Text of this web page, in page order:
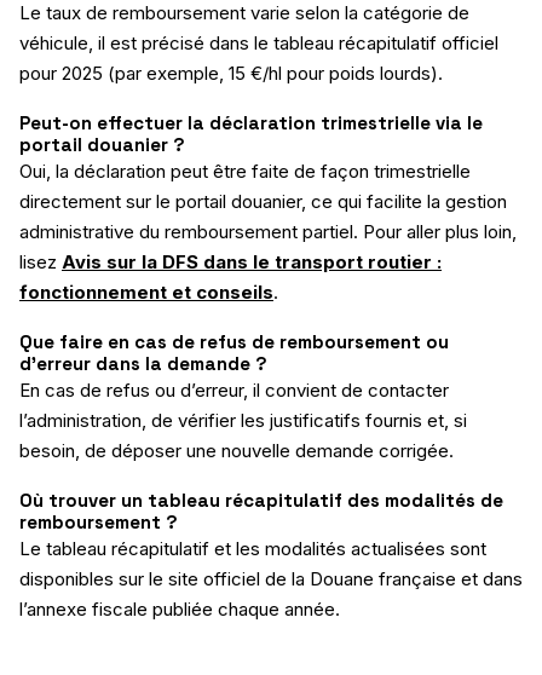
Le taux de remboursement varie selon la catégorie de
véhicule, il est précisé dans le tableau récapitulatif officiel
pour 2025 (par exemple, 15 €/hl pour poids lourds).
Peut-on effectuer la déclaration trimestrielle via le
portail douanier ?
Oui, la déclaration peut être faite de façon trimestrielle
directement sur le portail douanier, ce qui facilite la gestion
administrative du remboursement partiel. Pour aller plus loin,
lisez Avis sur la DFS dans le transport routier :
fonctionnement et conseils.
Que faire en cas de refus de remboursement ou
d’erreur dans la demande ?
En cas de refus ou d’erreur, il convient de contacter
l’administration, de vérifier les justificatifs fournis et, si
besoin, de déposer une nouvelle demande corrigée.
Où trouver un tableau récapitulatif des modalités de
remboursement ?
Le tableau récapitulatif et les modalités actualisées sont
disponibles sur le site officiel de la Douane française et dans
l’annexe fiscale publiée chaque année.